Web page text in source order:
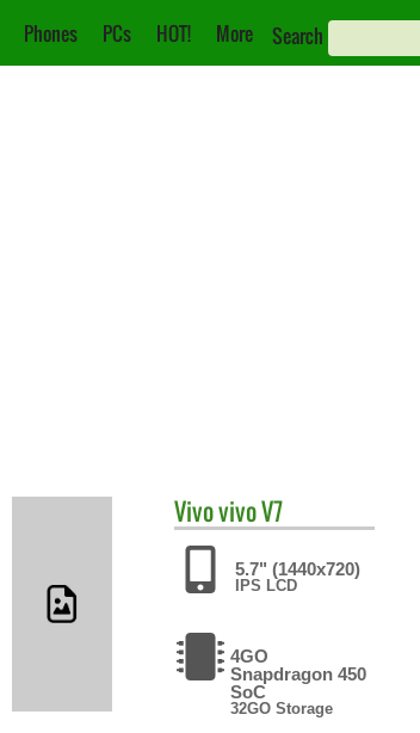
Phones PCs HOT! More Search
Vivovivo V7
5.7" (1440x720)
IPS LCD
4GO
Snapdragon 450
SoC
32GO Storage